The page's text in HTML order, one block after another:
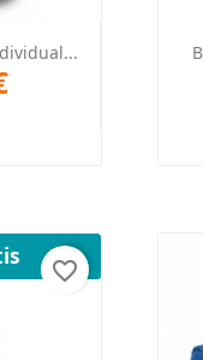
favorite_border